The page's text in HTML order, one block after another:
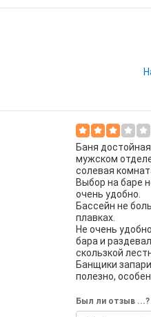
Баня
мужском
солевая
Выбор на баре
очень удобно.
Бассейн не
плавках.
Не очень
бара и
скользкой
Банщики
полезно,
Был ли отзыв ...?